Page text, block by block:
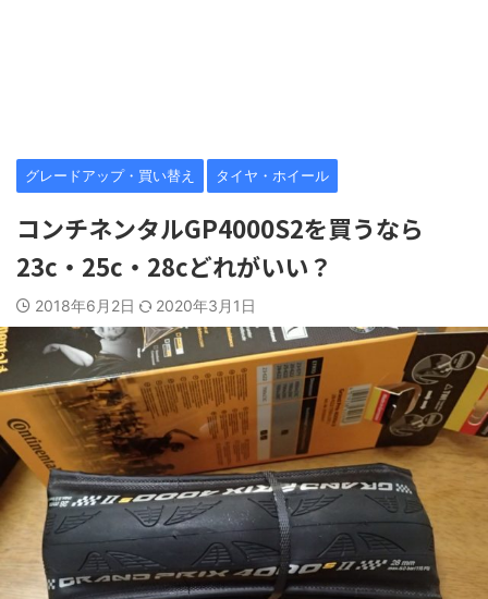
グレードアップ・買い替え タイヤ・ホイール
コンチネンタルGP4000S2を買うなら
23c・25c・28cどれがいい？
2018年6月2日 2020年3月1日